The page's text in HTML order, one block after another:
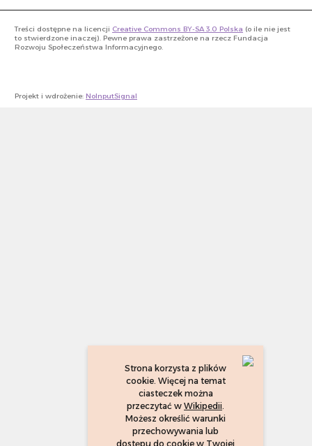
Strona korzysta z plików
cookie. Więcej na temat
ciasteczek można
przeczytać w Wikipedii.
Możesz określić warunki
przechowywania lub
dostępu do cookie w Twojej
Treści dostępne na licencji Creative Commons BY-SA 3.0 Polska (o ile nie jest
to stwierdzone inaczej). Pewne prawa zastrzeżone na rzecz Fundacja
Rozwoju Społeczeństwa Informacyjnego.
Projekt i wdrożenie: NoInputSignal